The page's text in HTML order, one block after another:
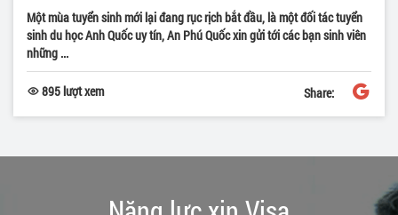
Một mùa tuyển sinh mới lại đang rục rịch bắt đầu, là một đối tác tuyển
sinh du học Anh Quốc uy tín, An Phú Quốc xin gửi tới các bạn sinh viên
những ...
895 lượt xem Share: